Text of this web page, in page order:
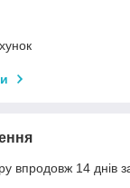
впродовж 14 днів